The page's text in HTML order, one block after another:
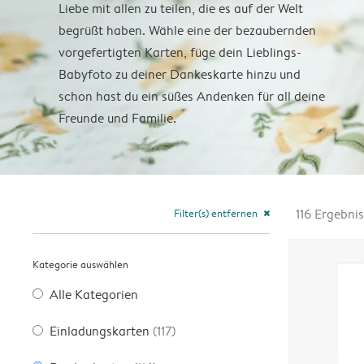
Liebe mit allen zu teilen, die es auf der Welt
begrüßt haben. Wähle eine der bezaubernden
vorgefertigten Karten, füge dein Lieblings-
Babyfoto zu deiner Dankeskarte hinzu und
schon hast du ein süßes Andenken für all deine
Freunde und Familie.
Filter(s) entfernen close
Kategorie auswählen
Alle Kategorien
Einladungskarten (117)
116